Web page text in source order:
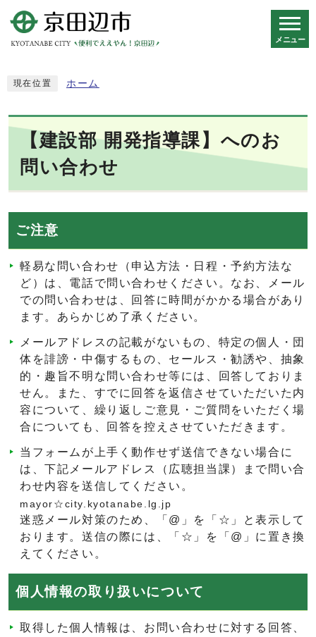
メニュー
現在位置 ホーム
【建設部 開発指導課】へのお
問い合わせ
ご注意
軽易な問い合わせ（申込方法・日程・予約方法な
ど）は、電話で問い合わせください。なお、メール
での問い合わせは、回答に時間がかかる場合があり
ます。あらかじめ了承ください。
メールアドレスの記載がないもの、特定の個人・団
体を誹謗・中傷するもの、セールス・勧誘や、抽象
的・趣旨不明な問い合わせ等には、回答しておりま
せん。また、すでに回答を返信させていただいた内
容について、繰り返しご意見・ご質問をいただく場
合についても、回答を控えさせていただきます。
当フォームが上手く動作せず送信できない場合に
は、下記メールアドレス（広聴担当課）まで問い合
わせ内容を送信してください。
mayor☆city.kyotanabe.lg.jp
迷惑メール対策のため、「@」を「☆」と表示して
おります。送信の際には、「☆」を「@」に置き換
えてください。
個人情報の取り扱いについて
取得した個人情報は、お問い合わせに対する回答、